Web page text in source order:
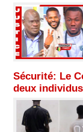
Sécurité: Le
deux